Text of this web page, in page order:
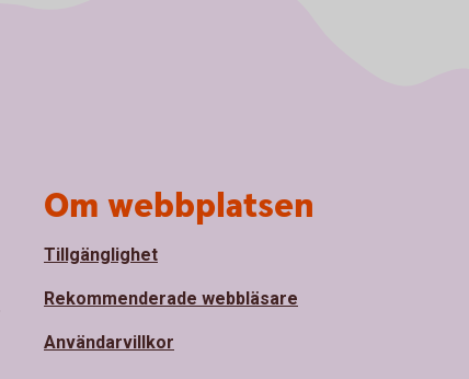
Om webbplatsen
Tillgänglighet
Rekommenderade webbläsare
Användarvillkor